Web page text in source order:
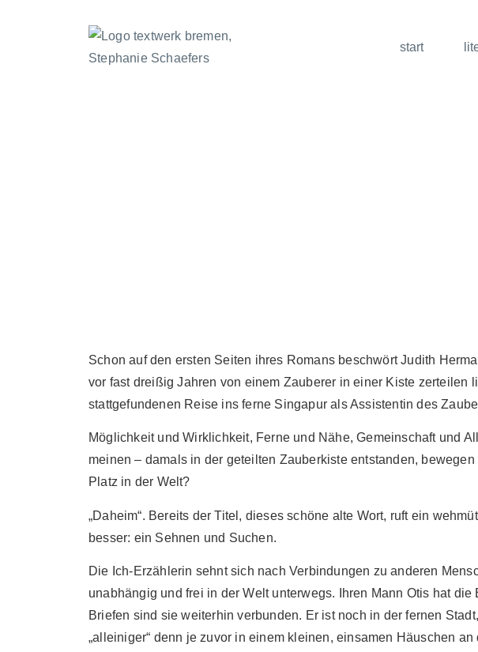
start
Schon auf den ersten Seiten ihres Romans beschwört Judith
vor fast dreißig Jahren von einem Zauberer in einer Kiste
stattgefundenen Reise ins ferne Singapur als Assistentin des
Möglichkeit und Wirklichkeit, Ferne und Nähe, Gemeinschaft und
meinen – damals in der geteilten Zauberkiste entstanden,
Platz in der Welt?
„Daheim“. Bereits der Titel, dieses schöne alte Wort, ruft ein
besser: ein Sehnen und Suchen.
Die Ich-Erzählerin sehnt sich nach Verbindungen zu anderen
unabhängig und frei in der Welt unterwegs. Ihren Mann Otis hat
Briefen sind sie weiterhin verbunden. Er ist noch in der fernen
„alleiniger“ denn je zuvor in einem kleinen, einsamen Häuschen